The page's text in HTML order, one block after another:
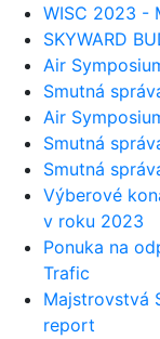
WISC 2023 -
SKYWARD
Air
Smutná
Air
Smutná
Smutná
Výberové
v roku 2023
Ponuka na
Trafic
Majstrovstvá
report